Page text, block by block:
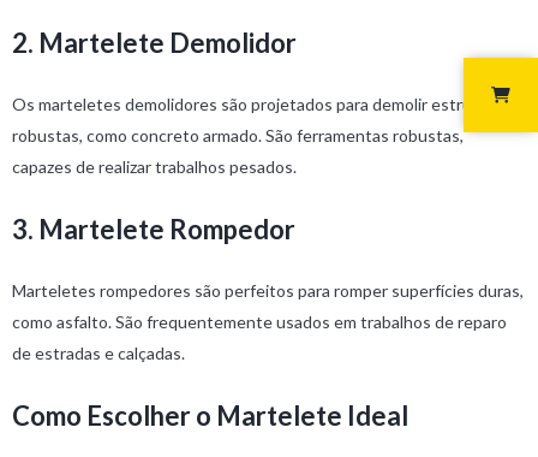
2. Martelete Demolidor
Os marteletes demolidores são projetados para demolir estruturas
robustas, como concreto armado. São ferramentas robustas,
capazes de realizar trabalhos pesados.
3. Martelete Rompedor
Marteletes rompedores são perfeitos para romper superfícies duras,
como asfalto. São frequentemente usados em trabalhos de reparo
de estradas e calçadas.
Como Escolher o Martelete Ideal